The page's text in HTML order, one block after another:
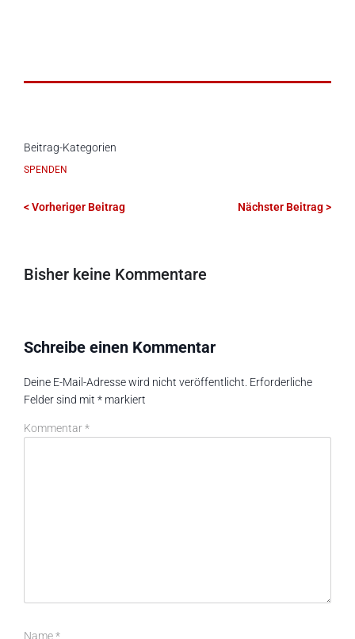
Beitrag-Kategorien
SPENDEN
< Vorheriger Beitrag Nächster Beitrag >
Bisher keine Kommentare
Schreibe einen Kommentar
Deine E-Mail-Adresse wird nicht veröffentlicht. Erforderliche
Felder sind mit * markiert
Kommentar*
Name*